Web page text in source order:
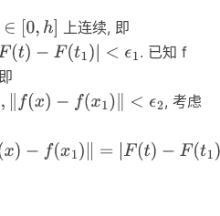
∈ 0,h ]
上连续, 即
t1)|< ϵ1
. 已知 f
− (x1)‖< ϵ2
, 考虑